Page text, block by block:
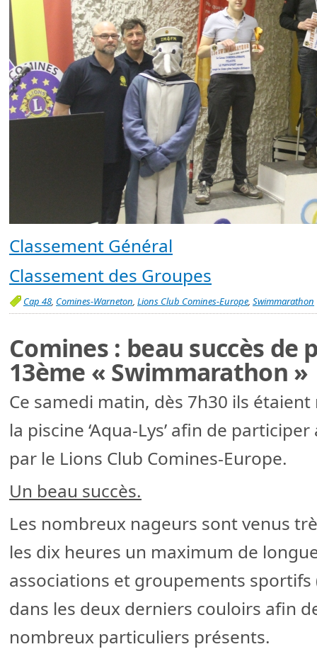
Classement Général
Classement des Groupes
Cap 48, Comines-Warneton, Lions Club Comines-Europe, Swimmarathon
Comines : beau succès
13ème « Swimmarathon »
Ce samedi matin, dès 7h30 ils
la piscine ‘Aqua-Lys’ afin de
par le Lions Club Comines-Europe.
Un beau succès.
Les nombreux nageurs sont venus
les dix heures un maximum de
associations et groupements sportifs
dans les deux derniers couloirs afin
nombreux particuliers présents.